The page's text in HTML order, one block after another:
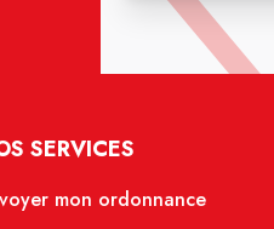
SERVICES
mon ordonnance